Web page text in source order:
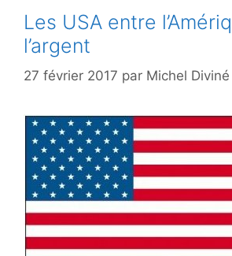
Les USA entre
l’argent
27 février 2017 par Michel Diviné